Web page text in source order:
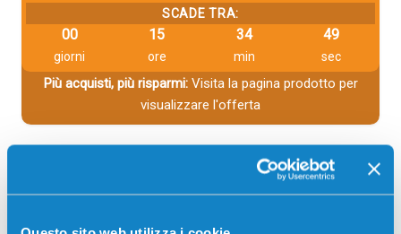
SCADE TRA:
00
giorni
15
ore
34
min
49
sec
Più acquisti, più risparmi:Visita la pagina prodotto per
visualizzare l'offerta